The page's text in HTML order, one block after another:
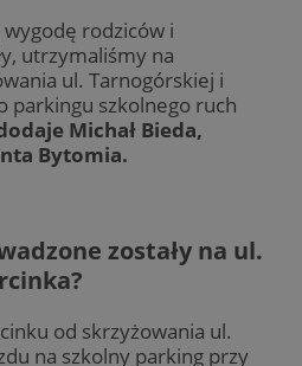
rodziców i
utrzymaliśmy na
ul. Tarnogórskiej i
parkingu szkolnego ruch
Michał Bieda,
Bytomia.
zostały na ul.
od skrzyżowania ul.
na szkolny parking przy